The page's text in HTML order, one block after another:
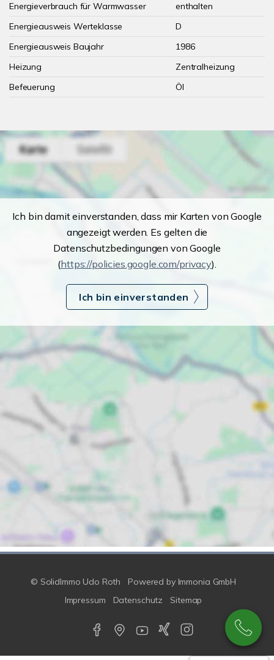
Energieverbrauch für Warmwasser
enthalten
Energieausweis Werteklasse
D
Energieausweis Baujahr
1986
Heizung
Zentralheizung
Befeuerung
Öl
Ich bin damit einverstanden, dass mir Karten von Google
angezeigt werden. Es gelten die
Datenschutzbedingungen von Google
(https://policies.google.com/privacy).
Ich bin einverstanden
© SolidImmo Udo Roth Powered by Immonia GmbH
Impressum
Datenschutz Sitemap